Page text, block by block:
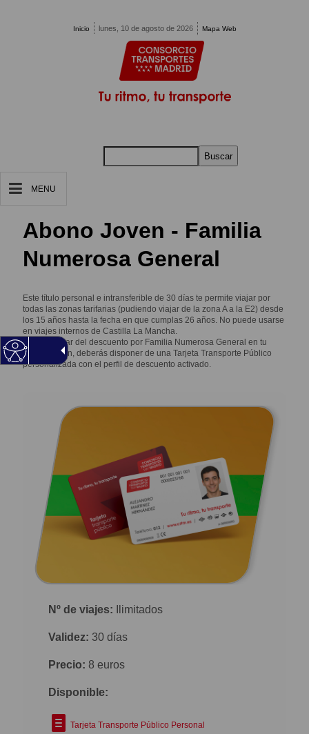
Inicio lunes, 10 de agosto de 2026 Mapa Web
Buscar
MENU
Abono Joven - Familia
Numerosa General
Este título personal e intransferible de 30 días te permite viajar por
todas las zonas tarifarias (pudiendo viajar de la zona A a la E2) desde
los 15 años hasta la fecha en que cumplas 26 años. No puede usarse
en viajes internos de Castilla La Mancha.
Para disfrutar deldescuento por Familia Numerosa General en tu
Abono Joven, deberás disponer de una Tarjeta Transporte Público
personalizada con el perfil de descuento activado.
Nº de viajes: Ilimitados
Validez: 30 días
Precio: 8 euros
Disponible:
Tarjeta Transporte Público Personal